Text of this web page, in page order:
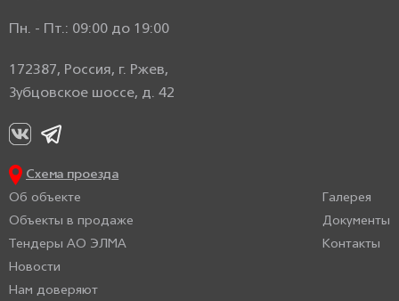
Пн. - Пт.: 09:00 до 19:00
172387, Россия, г. Ржев,
Зубцовское шоссе, д. 42
Схема проезда
Об объекте
Объекты в продаже
Тендеры АО ЭЛМА
Новости
Нам доверяют
Галерея
Документы
Контакты